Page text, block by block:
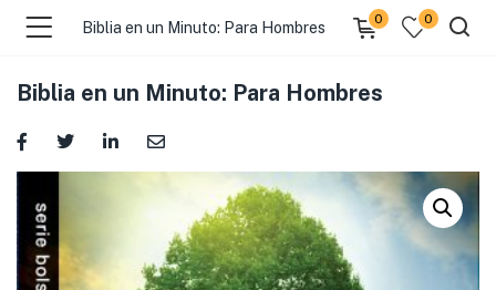
Biblia en un Minuto: Para Hombres
0 0
Biblia en un Minuto: Para Hombres